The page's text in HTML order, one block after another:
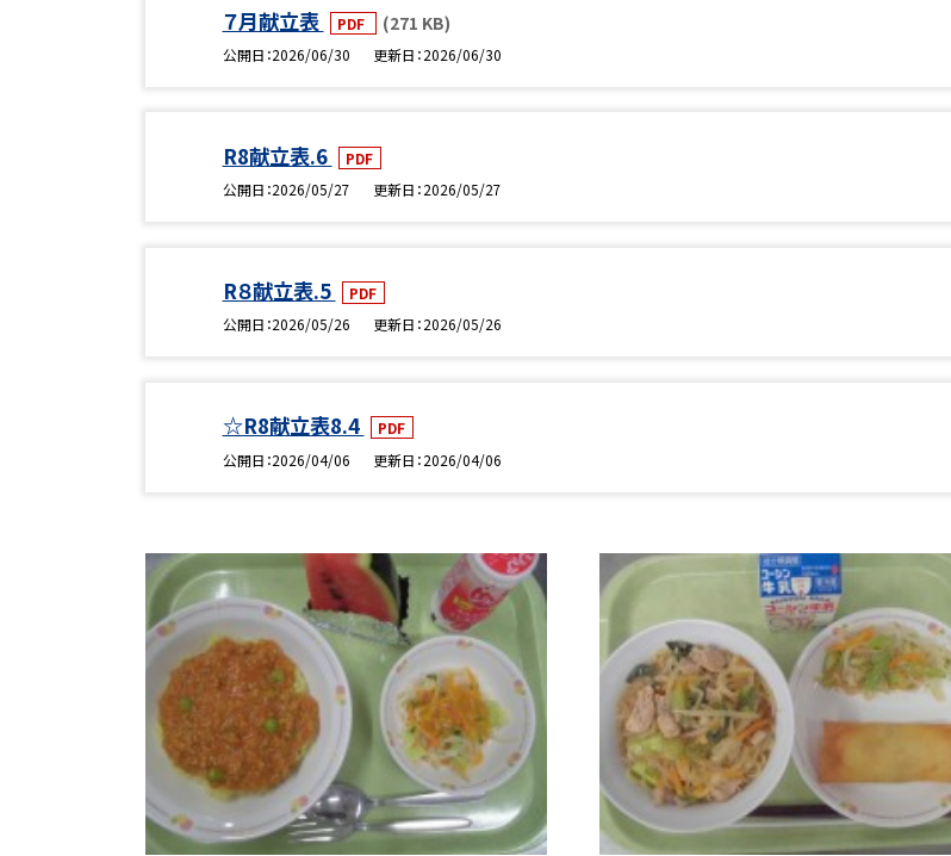
７月献立表 PDF (271 KB)
公開日 2026/06/30 更新日 2026/06/30
R8献立表.6
PDF
公開日 2026/05/27 更新日 2026/05/27
R８献立表.5
PDF
公開日 2026/05/26 更新日 2026/05/26
☆R8献立表8.4
PDF
公開日 2026/04/06 更新日 2026/04/06